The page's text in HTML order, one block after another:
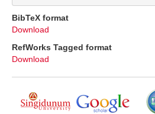
BibTeX format
Download
RefWorks Tagged format
Download